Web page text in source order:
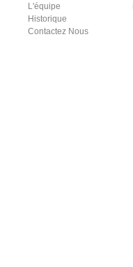
L'équipe
Historique
Contactez Nous